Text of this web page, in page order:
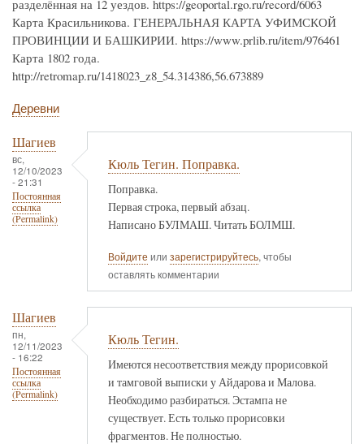
разделённая на 12 уездов. https://geoportal.rgo.ru/record/6063
Карта Красильникова. ГЕНЕРАЛЬНАЯ КАРТА УФИМСКОЙ
ПРОВИНЦИИ И БАШКИРИИ. https://www.prlib.ru/item/976461
Карта 1802 года.
http://retromap.ru/1418023_z8_54.314386,56.673889
Деревни
Шагиев
вс,
12/10/2023
- 21:31
Постоянная
ссылка
(Permalink)
Кюль Тегин. Поправка.
Поправка.
Первая строка, первый абзац.
Написано БУЛМАШ. Читать БОЛМШ.
Войдите или зарегистрируйтесь, чтобы
оставлять комментарии
Шагиев
пн,
12/11/2023
- 16:22
Постоянная
ссылка
(Permalink)
Кюль Тегин.
Имеются несоответствия между прорисовкой
и тамговой выписки у Айдарова и Малова.
Необходимо разбираться. Эстампа не
существует. Есть только прорисовки
фрагментов. Не полностью.